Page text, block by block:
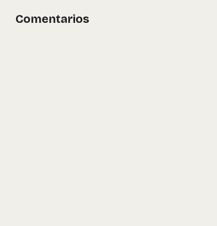
Comentarios